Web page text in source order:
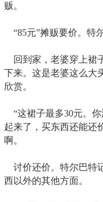
贩。
“85元”摊贩要价。特
回到家，老婆穿上裙
下来。这是老婆这么大
欣赏。
“这裙子最多30元。你
起来了，买东西还能还
啊。
讨价还价。特尔巴特
西以外的其他方面。